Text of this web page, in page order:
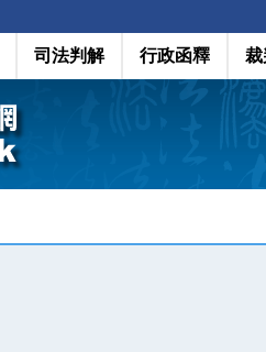
司法判解 行政函釋 裁